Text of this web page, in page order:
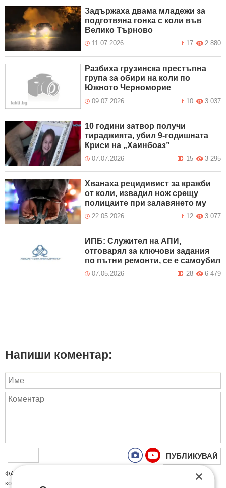
Задържаха двама младежи за
подготвяна гонка с коли във
Велико Търново
11.07.2026 2 880
17
Разбиха грузинска престъпна
група за обири на коли по
Южното Черноморие
09.07.2026 3 037
10
10 години затвор получи
тираджията, убил 9-годишната
Криси на „Хаинбоаз”
07.07.2026 3 295
15
Хванаха рецидивист за кражби
от коли, извадил нож срещу
полицаите при залавянето му
22.05.2026 3 077
12
ИПБ: Служител на АПИ,
отговарял за ключови задания
по пътни ремонти, се е самоубил
07.05.2026 6 479
28
Напиши коментар:
ПУБЛИКУВАЙ
ФAКТИ.БГ нe тoлeрирa oбидни кoмeнтaри и cпaм. Нeкoрeктни
кoмeнтaри щe бъдaт изтривaни. Тaкивa ca тeзи, кoитo cъдържaт×